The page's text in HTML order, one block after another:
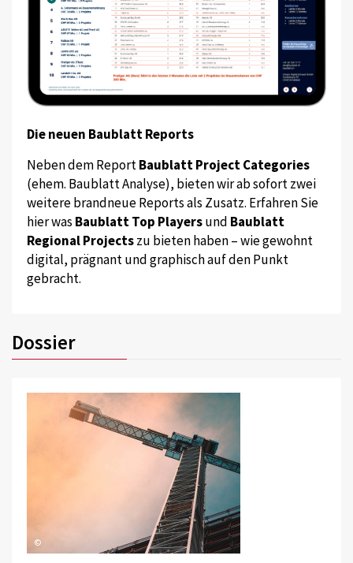
Die neuen Baublatt Reports
Neben dem ReportBaublatt Project Categories
(ehem. Baublatt Analyse), bieten wir ab sofort zwei
weitere brandneue Reports als Zusatz. Erfahren Sie
hier was Baublatt Top Playersund Baublatt
Regional Projectszu bieten haben – wie gewohnt
digital, prägnant und graphisch auf den Punkt
gebracht.
Dossier
©